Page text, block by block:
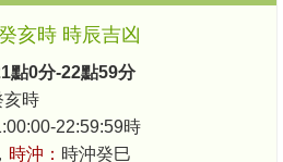
亥時 時辰吉凶
點0分-22點59分
亥時
22:59:59時
時沖： 時沖癸巳